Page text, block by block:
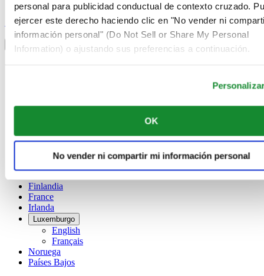
personal para publicidad conductual de contexto cruzado.
ejercer este derecho haciendo clic en "No vender ni
información personal" (Do Not Sell or Share My Personal
Information) o ajustando sus preferencias a continuación.
OK
No vender ni compartir mi información personal
Suscríbase para recibir información exclusiva
Suscríbase
Seleccionar país/región
Alternador de idioma
Français
简体中文
Dinamarca
Finlandia
France
Irlanda
Luxemburgo
English
Français
Noruega
Países Bajos